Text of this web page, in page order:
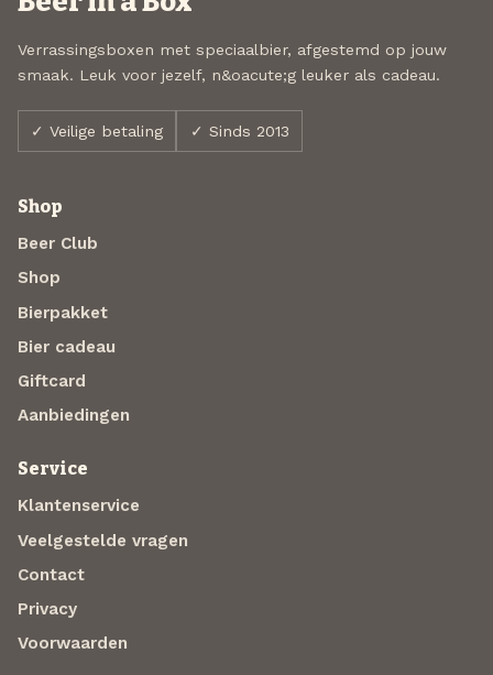
Verrassingsboxen met speciaalbier, afgestemd op jouw
smaak. Leuk voor jezelf, n&oacute;g leuker als cadeau.
✓ Veilige betaling ✓ Sinds 2013
Shop
Beer Club
Shop
Bierpakket
Bier cadeau
Giftcard
Aanbiedingen
Service
Klantenservice
Veelgestelde vragen
Contact
Privacy
Voorwaarden